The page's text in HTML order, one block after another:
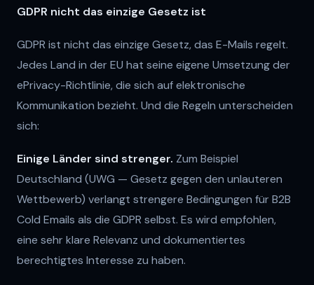
GDPR nicht das einzige Gesetz ist
GDPR ist nicht das einzige Gesetz, das E-Mails regelt.
Jedes Land in der EU hat seine eigene Umsetzung der
ePrivacy-Richtlinie, die sich auf elektronische
Kommunikation bezieht. Und die Regeln unterscheiden
sich:
Einige Länder sind strenger. Zum Beispiel
Deutschland (UWG — Gesetz gegen den unlauteren
Wettbewerb) verlangt strengere Bedingungen für B2B
Cold Emails als die GDPR selbst. Es wird empfohlen,
eine sehr klare Relevanz und dokumentiertes
berechtigtes Interesse zu haben.